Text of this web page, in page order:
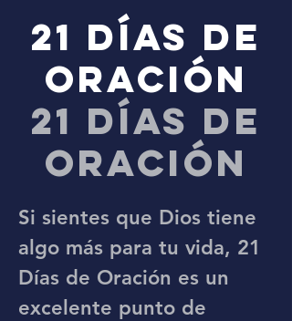
21 días de
oración
21 días de
oración
Si sientes que Dios tiene
algo más para tu vida, 21
Días de Oración es un
excelente punto de